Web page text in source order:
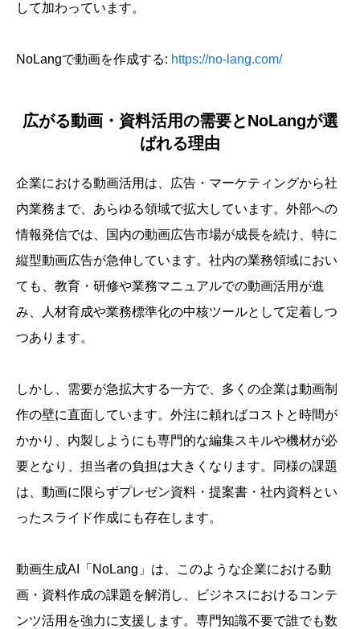
して加わっています。
NoLangで動画を作成する: https://no-lang.com/
広がる動画・資料活用の需要とNoLangが選
ばれる理由
企業における動画活用は、広告・マーケティングから社
内業務まで、あらゆる領域で拡大しています。外部への
情報発信では、国内の動画広告市場が成長を続け、特に
縦型動画広告が急伸しています。社内の業務領域におい
ても、教育・研修や業務マニュアルでの動画活用が進
み、人材育成や業務標準化の中核ツールとして定着しつ
つあります。
しかし、需要が急拡大する一方で、多くの企業は動画制
作の壁に直面しています。外注に頼ればコストと時間が
かかり、内製しようにも専門的な編集スキルや機材が必
要となり、担当者の負担は大きくなります。同様の課題
は、動画に限らずプレゼン資料・提案書・社内資料とい
ったスライド作成にも存在します。
動画生成AI「NoLang」は、このような企業における動
画・資料作成の課題を解消し、ビジネスにおけるコンテ
ンツ活用を強力に支援します。専門知識不要で誰でも数